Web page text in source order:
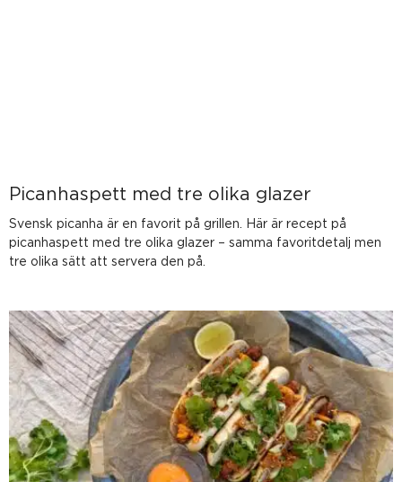
Picanhaspett med tre olika glazer
Svensk picanha är en favorit på grillen. Här är recept på
picanhaspett med tre olika glazer – samma favoritdetalj men
tre olika sätt att servera den på.